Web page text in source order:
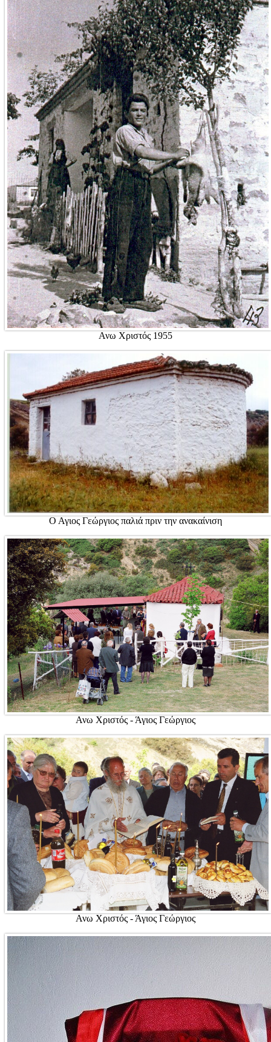
Ανω Χριστός 1955
Ο Αγιος Γεώργιος παλιά πριν την ανακαίνιση
Ανω Χριστός - Άγιος Γεώργιος
Ανω Χριστός - Άγιος Γεώργιος